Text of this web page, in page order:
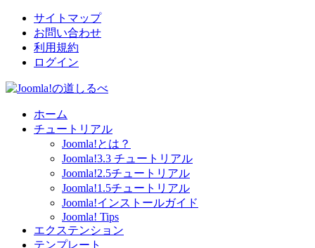
サイトマップ
お問い合わせ
利用規約
ログイン
ホーム
チュートリアル
Joomla!とは？
Joomla!3.3 チュートリアル
Joomla!2.5チュートリアル
Joomla!1.5チュートリアル
Joomla!インストールガイド
Joomla! Tips
エクステンション
テンプレート